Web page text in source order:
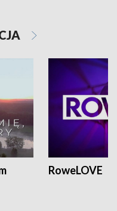
RoweLOVE